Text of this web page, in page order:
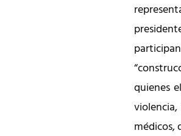
quienes
médicos,